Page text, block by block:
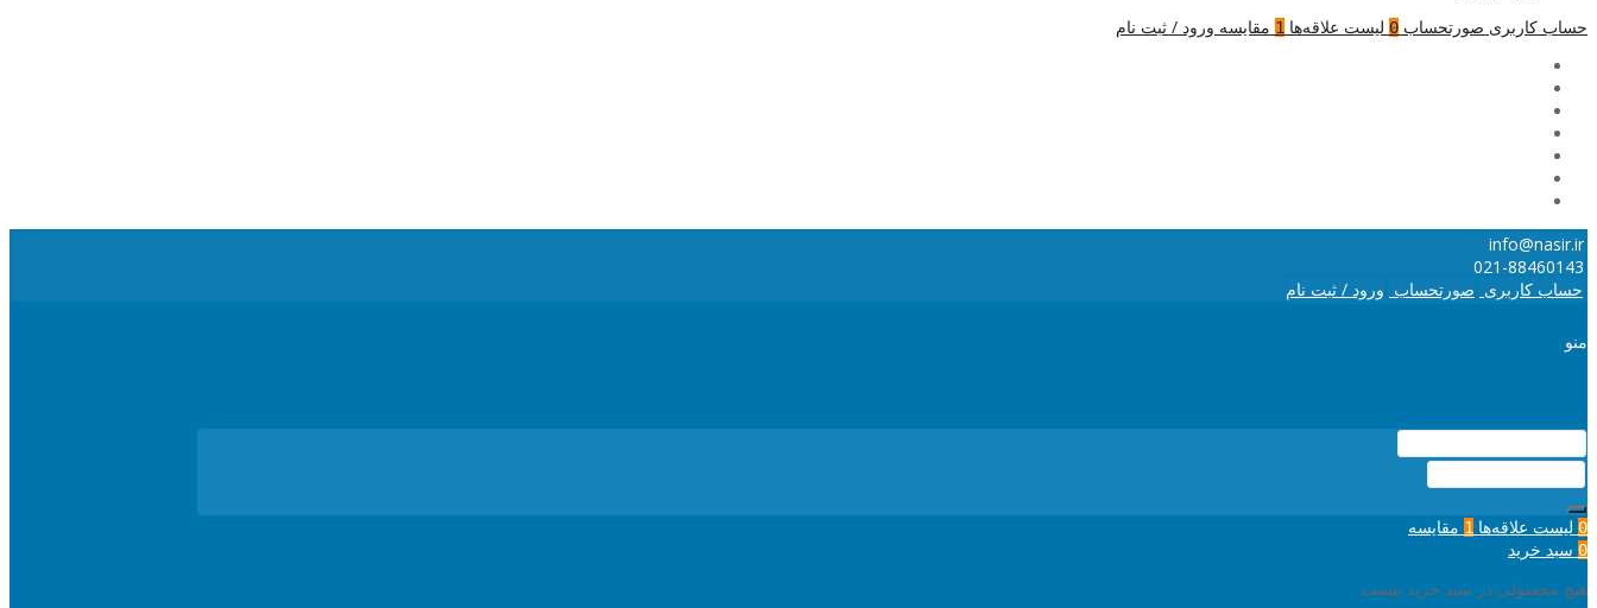
حساب کاربری صورتحساب 0 لیست علاقه‌ها 1 مقایسه ورود / ثبت نام
info@nasir.ir
021-88460143
حساب کاربری صورتحساب ورود / ثبت نام
منو
0 لیست علاقه‌ها 1 مقایسه
0 سبد خرید
هیچ محصولی در سبد خرید نیست.